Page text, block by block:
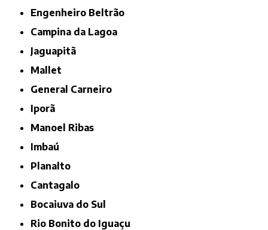
Engenheiro Beltrão
Campina da Lagoa
Jaguapitã
Mallet
General Carneiro
Iporã
Manoel Ribas
Imbaú
Planalto
Cantagalo
Bocaiuva do Sul
Rio Bonito do Iguaçu